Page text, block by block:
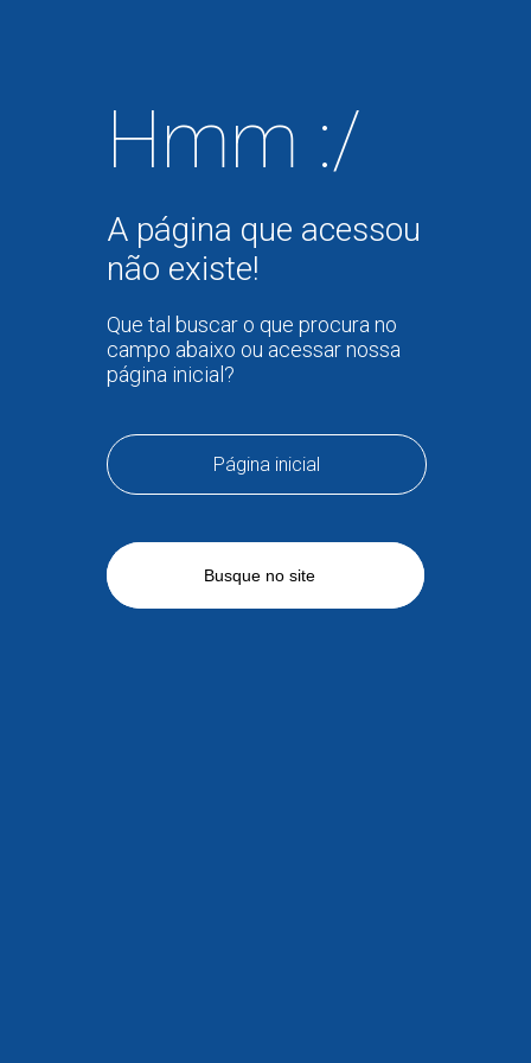
Hmm :/
A página que acessou
não existe!
Que tal buscar o que procura no
campo abaixo ou acessar nossa
página inicial?
Página inicial